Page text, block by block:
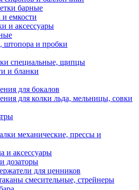
барные
емкости
и аксессуары
штопора и пробки
специальные, щипцы
и бланки
для бокалов
для колки льда, мельницы, совки
механические, прессы и
и аксессуары
дозаторы
для ценников
смесительные, стрейнеры